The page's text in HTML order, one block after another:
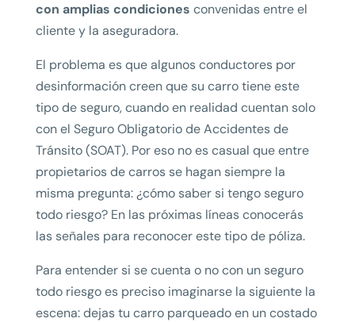
con amplias condiciones convenidas entre el
cliente y la aseguradora.
El problema es que algunos conductores por
desinformación creen que su carro tiene este
tipo de seguro, cuando en realidad cuentan solo
con el Seguro Obligatorio de Accidentes de
Tránsito (SOAT). Por eso no es casual que entre
propietarios de carros se hagan siempre la
misma pregunta: ¿cómo saber si tengo seguro
todo riesgo? En las próximas líneas conocerás
las señales para reconocer este tipo de póliza.
Para entender si se cuenta o no con un seguro
todo riesgo es preciso imaginarse la siguiente la
escena: dejas tu carro parqueado en un costado